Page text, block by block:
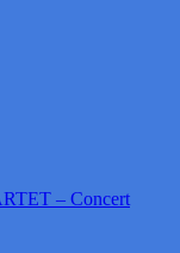
– Concert